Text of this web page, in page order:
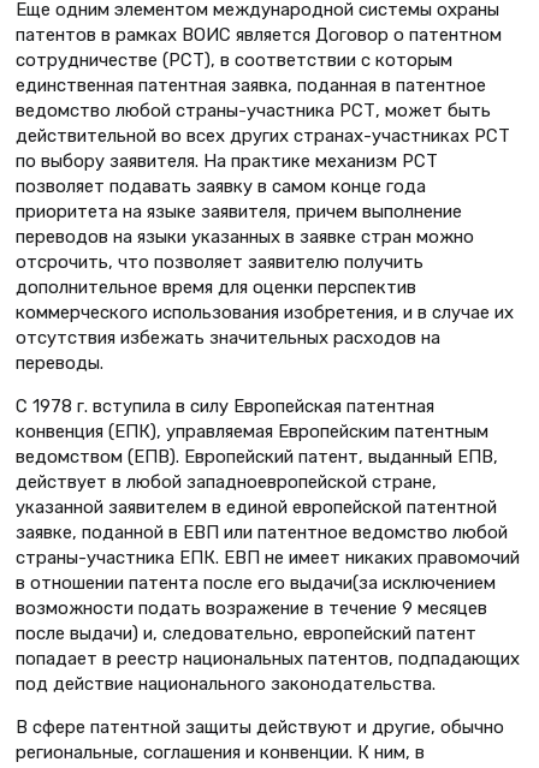
Еще одним элементом международной системы охраны
патентов в рамках ВОИС является Договор о патентном
сотрудничестве (РСТ), в соответствии с которым
единственная патентная заявка, поданная в патентное
ведомство любой страны-участника РСТ, может быть
действительной во всех других странах-участниках РСТ
по выбору заявителя. На практике механизм РСТ
позволяет подавать заявку в самом конце года
приоритета на языке заявителя, причем выполнение
переводов на языки указанных в заявке стран можно
отсрочить, что позволяет заявителю получить
дополнительное время для оценки перспектив
коммерческого использования изобретения, и в случае их
отсутствия избежать значительных расходов на
переводы.
С 1978 г. вступила в силу Европейская патентная
конвенция (ЕПК), управляемая Европейским патентным
ведомством (ЕПВ). Европейский патент, выданный ЕПВ,
действует в любой западноевропейской стране,
указанной заявителем в единой европейской патентной
заявке, поданной в ЕВП или патентное ведомство любой
страны-участника ЕПК. ЕВП не имеет никаких правомочий
в отношении патента после его выдачи(за исключением
возможности подать возражение в течение 9 месяцев
после выдачи) и, следовательно, европейский патент
попадает в реестр национальных патентов, подпадающих
под действие национального законодательства.
В сфере патентной защиты действуют и другие, обычно
региональные, соглашения и конвенции. К ним, в